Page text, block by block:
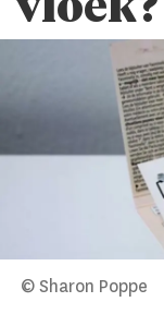
vloek?
© Sharon Poppe